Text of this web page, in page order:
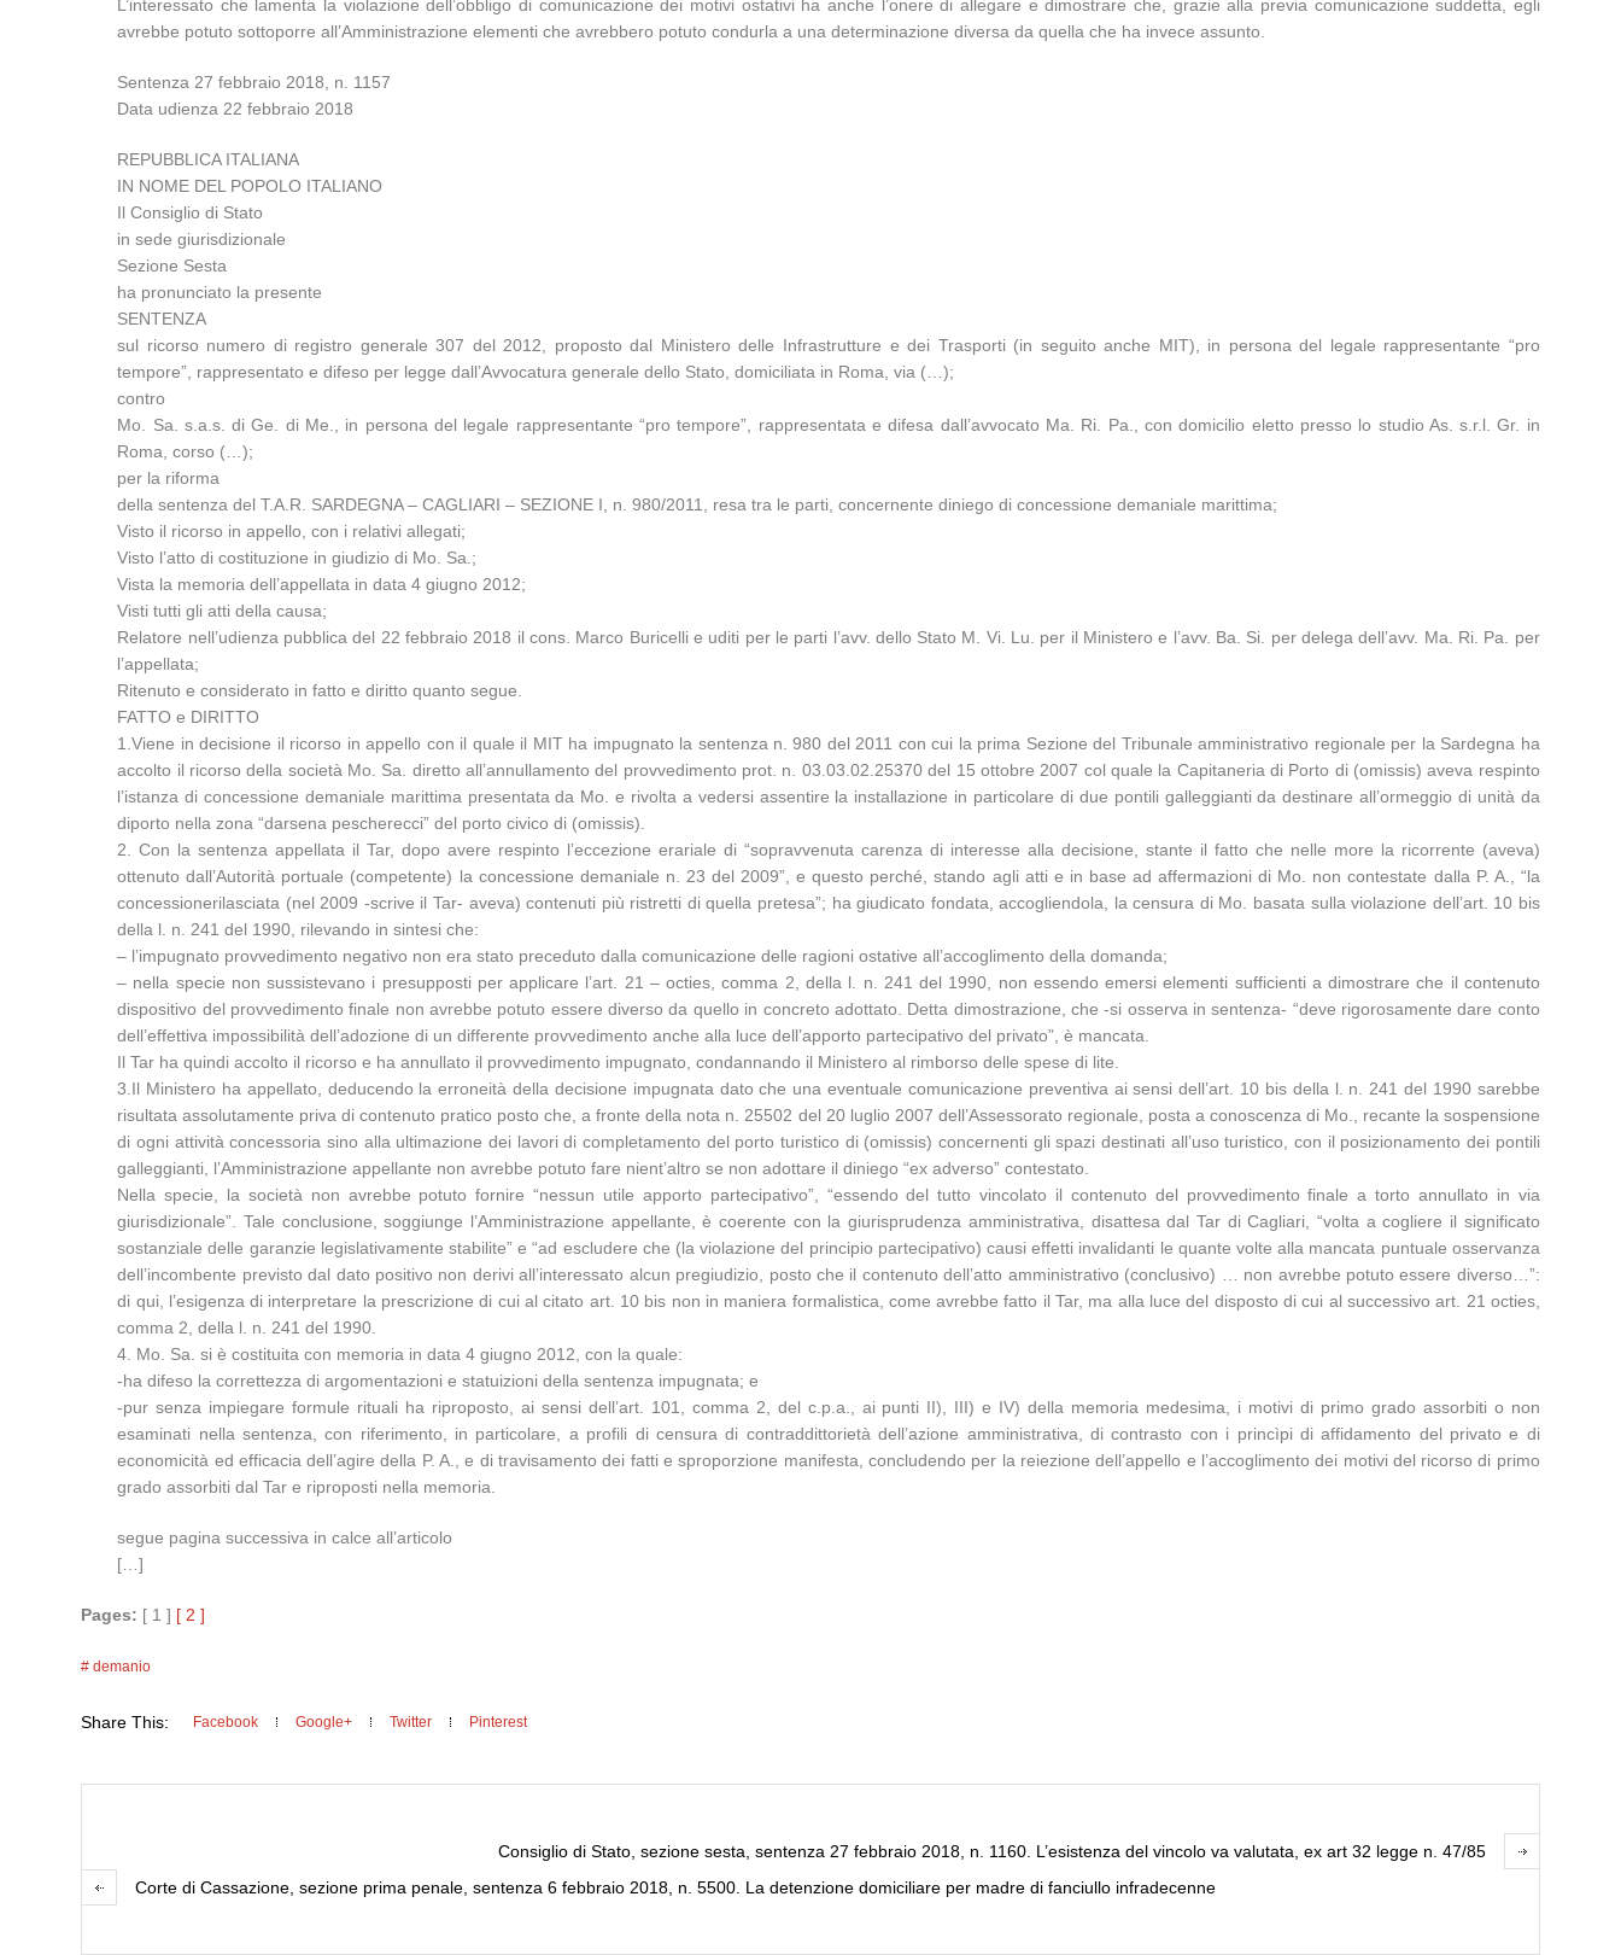
L’interessato che lamenta la violazione dell’obbligo di comunicazione dei motivi ostativi ha anche l’onere di allegare e dimostrare che, grazie alla previa comunicazione suddetta, egli
avrebbe potuto sottoporre all’Amministrazione elementi che avrebbero potuto condurla a una determinazione diversa da quella che ha invece assunto.
Sentenza 27 febbraio 2018, n. 1157
Data udienza 22 febbraio 2018
REPUBBLICA ITALIANA
IN NOME DEL POPOLO ITALIANO
Il Consiglio di Stato
in sede giurisdizionale
Sezione Sesta
ha pronunciato la presente
SENTENZA
sul ricorso numero di registro generale 307 del 2012, proposto dal Ministero delle Infrastrutture e dei Trasporti (in seguito anche MIT), in persona del legale rappresentante “pro
tempore”, rappresentato e difeso per legge dall’Avvocatura generale dello Stato, domiciliata in Roma, via (…);
contro
Mo. Sa. s.a.s. di Ge. di Me., in persona del legale rappresentante “pro tempore”, rappresentata e difesa dall’avvocato Ma. Ri. Pa., con domicilio eletto presso lo studio As. s.r.l. Gr. in
Roma, corso (…);
per la riforma
della sentenza del T.A.R. SARDEGNA – CAGLIARI – SEZIONE I, n. 980/2011, resa tra le parti, concernente diniego di concessione demaniale marittima;
Visto il ricorso in appello, con i relativi allegati;
Visto l’atto di costituzione in giudizio di Mo. Sa.;
Vista la memoria dell’appellata in data 4 giugno 2012;
Visti tutti gli atti della causa;
Relatore nell’udienza pubblica del 22 febbraio 2018 il cons. Marco Buricelli e uditi per le parti l’avv. dello Stato M. Vi. Lu. per il Ministero e l’avv. Ba. Si. per delega dell’avv. Ma. Ri. Pa. per
l’appellata;
Ritenuto e considerato in fatto e diritto quanto segue.
FATTO e DIRITTO
1.Viene in decisione il ricorso in appello con il quale il MIT ha impugnato la sentenza n. 980 del 2011 con cui la prima Sezione del Tribunale amministrativo regionale per la Sardegna ha
accolto il ricorso della società Mo. Sa. diretto all’annullamento del provvedimento prot. n. 03.03.02.25370 del 15 ottobre 2007 col quale la Capitaneria di Porto di (omissis) aveva respinto
l’istanza di concessione demaniale marittima presentata da Mo. e rivolta a vedersi assentire la installazione in particolare di due pontili galleggianti da destinare all’ormeggio di unità da
diporto nella zona “darsena pescherecci” del porto civico di (omissis).
2. Con la sentenza appellata il Tar, dopo avere respinto l’eccezione erariale di “sopravvenuta carenza di interesse alla decisione, stante il fatto che nelle more la ricorrente (aveva)
ottenuto dall’Autorità portuale (competente) la concessione demaniale n. 23 del 2009”, e questo perché, stando agli atti e in base ad affermazioni di Mo. non contestate dalla P. A., “la
concessionerilasciata (nel 2009 -scrive il Tar- aveva) contenuti più ristretti di quella pretesa”; ha giudicato fondata, accogliendola, la censura di Mo. basata sulla violazione dell’art. 10 bis
della l. n. 241 del 1990, rilevando in sintesi che:
– l’impugnato provvedimento negativo non era stato preceduto dalla comunicazione delle ragioni ostative all’accoglimento della domanda;
– nella specie non sussistevano i presupposti per applicare l’art. 21 – octies, comma 2, della l. n. 241 del 1990, non essendo emersi elementi sufficienti a dimostrare che il contenuto
dispositivo del provvedimento finale non avrebbe potuto essere diverso da quello in concreto adottato. Detta dimostrazione, che -si osserva in sentenza- “deve rigorosamente dare conto
dell’effettiva impossibilità dell’adozione di un differente provvedimento anche alla luce dell’apporto partecipativo del privato”, è mancata.
Il Tar ha quindi accolto il ricorso e ha annullato il provvedimento impugnato, condannando il Ministero al rimborso delle spese di lite.
3.Il Ministero ha appellato, deducendo la erroneità della decisione impugnata dato che una eventuale comunicazione preventiva ai sensi dell’art. 10 bis della l. n. 241 del 1990 sarebbe
risultata assolutamente priva di contenuto pratico posto che, a fronte della nota n. 25502 del 20 luglio 2007 dell’Assessorato regionale, posta a conoscenza di Mo., recante la sospensione
di ogni attività concessoria sino alla ultimazione dei lavori di completamento del porto turistico di (omissis) concernenti gli spazi destinati all’uso turistico, con il posizionamento dei pontili
galleggianti, l’Amministrazione appellante non avrebbe potuto fare nient’altro se non adottare il diniego “ex adverso” contestato.
Nella specie, la società non avrebbe potuto fornire “nessun utile apporto partecipativo”, “essendo del tutto vincolato il contenuto del provvedimento finale a torto annullato in via
giurisdizionale”. Tale conclusione, soggiunge l’Amministrazione appellante, è coerente con la giurisprudenza amministrativa, disattesa dal Tar di Cagliari, “volta a cogliere il significato
sostanziale delle garanzie legislativamente stabilite” e “ad escludere che (la violazione del principio partecipativo) causi effetti invalidanti le quante volte alla mancata puntuale osservanza
dell’incombente previsto dal dato positivo non derivi all’interessato alcun pregiudizio, posto che il contenuto dell’atto amministrativo (conclusivo) … non avrebbe potuto essere diverso…”:
di qui, l’esigenza di interpretare la prescrizione di cui al citato art. 10 bis non in maniera formalistica, come avrebbe fatto il Tar, ma alla luce del disposto di cui al successivo art. 21 octies,
comma 2, della l. n. 241 del 1990.
4. Mo. Sa. si è costituita con memoria in data 4 giugno 2012, con la quale:
-ha difeso la correttezza di argomentazioni e statuizioni della sentenza impugnata; e
-pur senza impiegare formule rituali ha riproposto, ai sensi dell’art. 101, comma 2, del c.p.a., ai punti II), III) e IV) della memoria medesima, i motivi di primo grado assorbiti o non
esaminati nella sentenza, con riferimento, in particolare, a profili di censura di contraddittorietà dell’azione amministrativa, di contrasto con i princìpi di affidamento del privato e di
economicità ed efficacia dell’agire della P. A., e di travisamento dei fatti e sproporzione manifesta, concludendo per la reiezione dell’appello e l’accoglimento dei motivi del ricorso di primo
grado assorbiti dal Tar e riproposti nella memoria.
segue pagina successiva in calce all’articolo
[…]
Pages: [ 1 ] [ 2 ]
demanio
Share This: Facebook Google+ Twitter Pinterest
Consiglio di Stato, sezione sesta, sentenza 27 febbraio 2018, n. 1160. L’esistenza del vincolo va valutata, ex art 32 legge n. 47/85
Corte di Cassazione, sezione prima penale, sentenza 6 febbraio 2018, n. 5500. La detenzione domiciliare per madre di fanciullo infradecenne